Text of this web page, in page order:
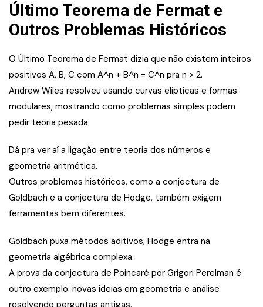
Último Teorema de Fermat e
Outros Problemas Históricos
O Último Teorema de Fermat dizia que não existem inteiros
positivos A, B, C com A^n + B^n = C^n pra n > 2.
Andrew Wiles resolveu usando curvas elípticas e formas
modulares, mostrando como problemas simples podem
pedir teoria pesada.
Dá pra ver aí a ligação entre teoria dos números e
geometria aritmética.
Outros problemas históricos, como a conjectura de
Goldbach e a conjectura de Hodge, também exigem
ferramentas bem diferentes.
Goldbach puxa métodos aditivos; Hodge entra na
geometria algébrica complexa.
A prova da conjectura de Poincaré por Grigori Perelman é
outro exemplo: novas ideias em geometria e análise